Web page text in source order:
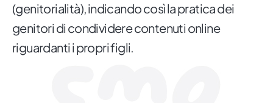
(genitorialità), indicando così la pratica dei
genitori di condividere contenuti online
riguardanti i propri figli.